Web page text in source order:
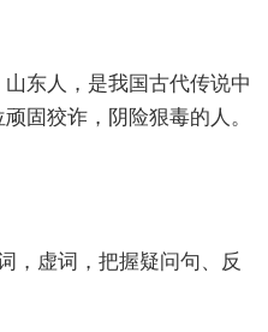
东人，是我国古代传说中
固狡诈，阴险狠毒的人。
，虚词，把握疑问句、反